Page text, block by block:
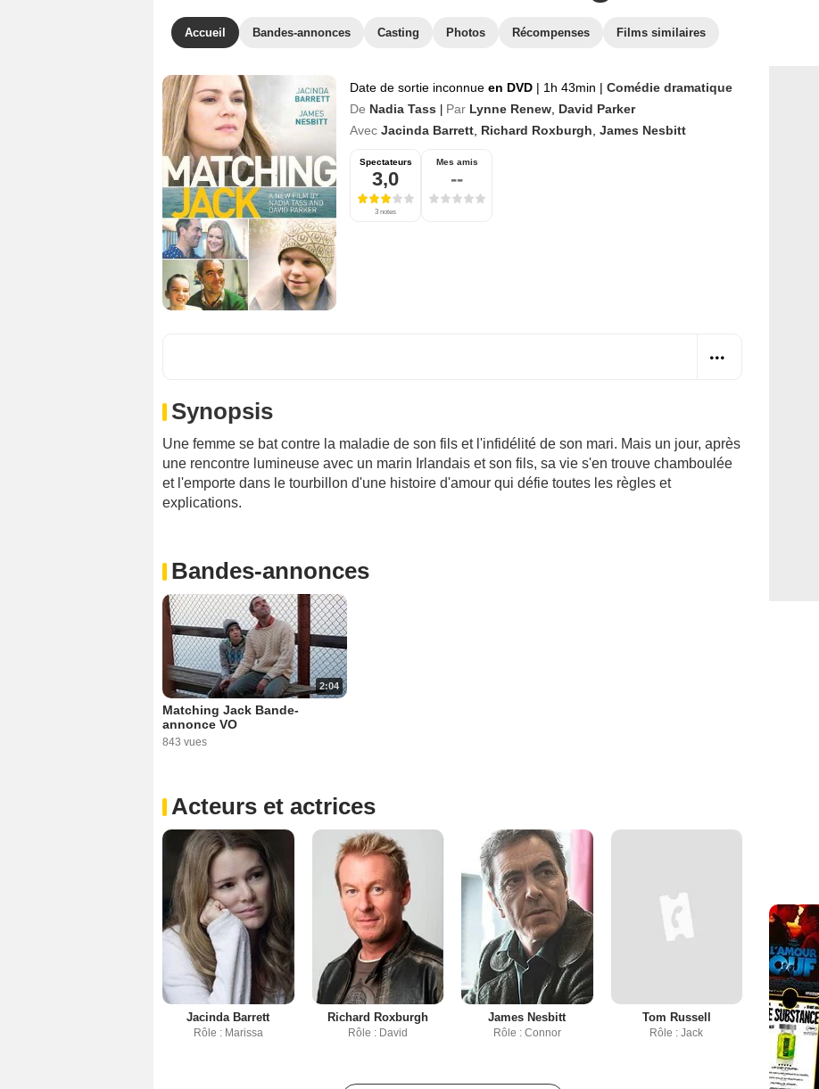
Accueil Bandes-annonces Casting Photos Récompenses Films similaires
Date de sortie inconnue en DVD | 1h 43min | Comédie dramatique
De Nadia Tass Par Lynne Renew David Parker
Avec Jacinda Barrett Richard Roxburgh James Nesbitt
Spectateurs
3,0
3 notes
Mes amis
--
Synopsis
Une femme se bat contre la maladie de son fils et l'infidélité de son mari. Mais un jour, après
une rencontre lumineuse avec un marin Irlandais et son fils, sa vie s'en trouve chamboulée
et l'emporte dans le tourbillon d'une histoire d'amour qui défie toutes les règles et
explications.
Bandes-annonces
2:04
Matching Jack Bande-
annonce VO
843 vues
Acteurs et actrices
Jacinda Barrett
Rôle : Marissa
Richard Roxburgh
Rôle : David
James Nesbitt
Rôle : Connor
Tom Russell
Rôle : Jack